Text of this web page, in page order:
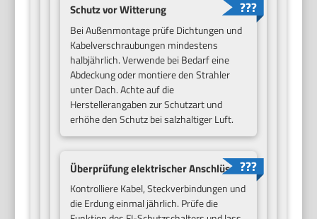
Schutz vor Witterung
Bei Außenmontage prüfe Dichtungen und
Kabelverschraubungen mindestens
halbjährlich. Verwende bei Bedarf eine
Abdeckung oder montiere den Strahler
unter Dach. Achte auf die
Herstellerangaben zur Schutzart und
erhöhe den Schutz bei salzhaltiger Luft.
Überprüfung elektrischer Anschlüsse
Kontrolliere Kabel, Steckverbindungen und
die Erdung einmal jährlich. Prüfe die